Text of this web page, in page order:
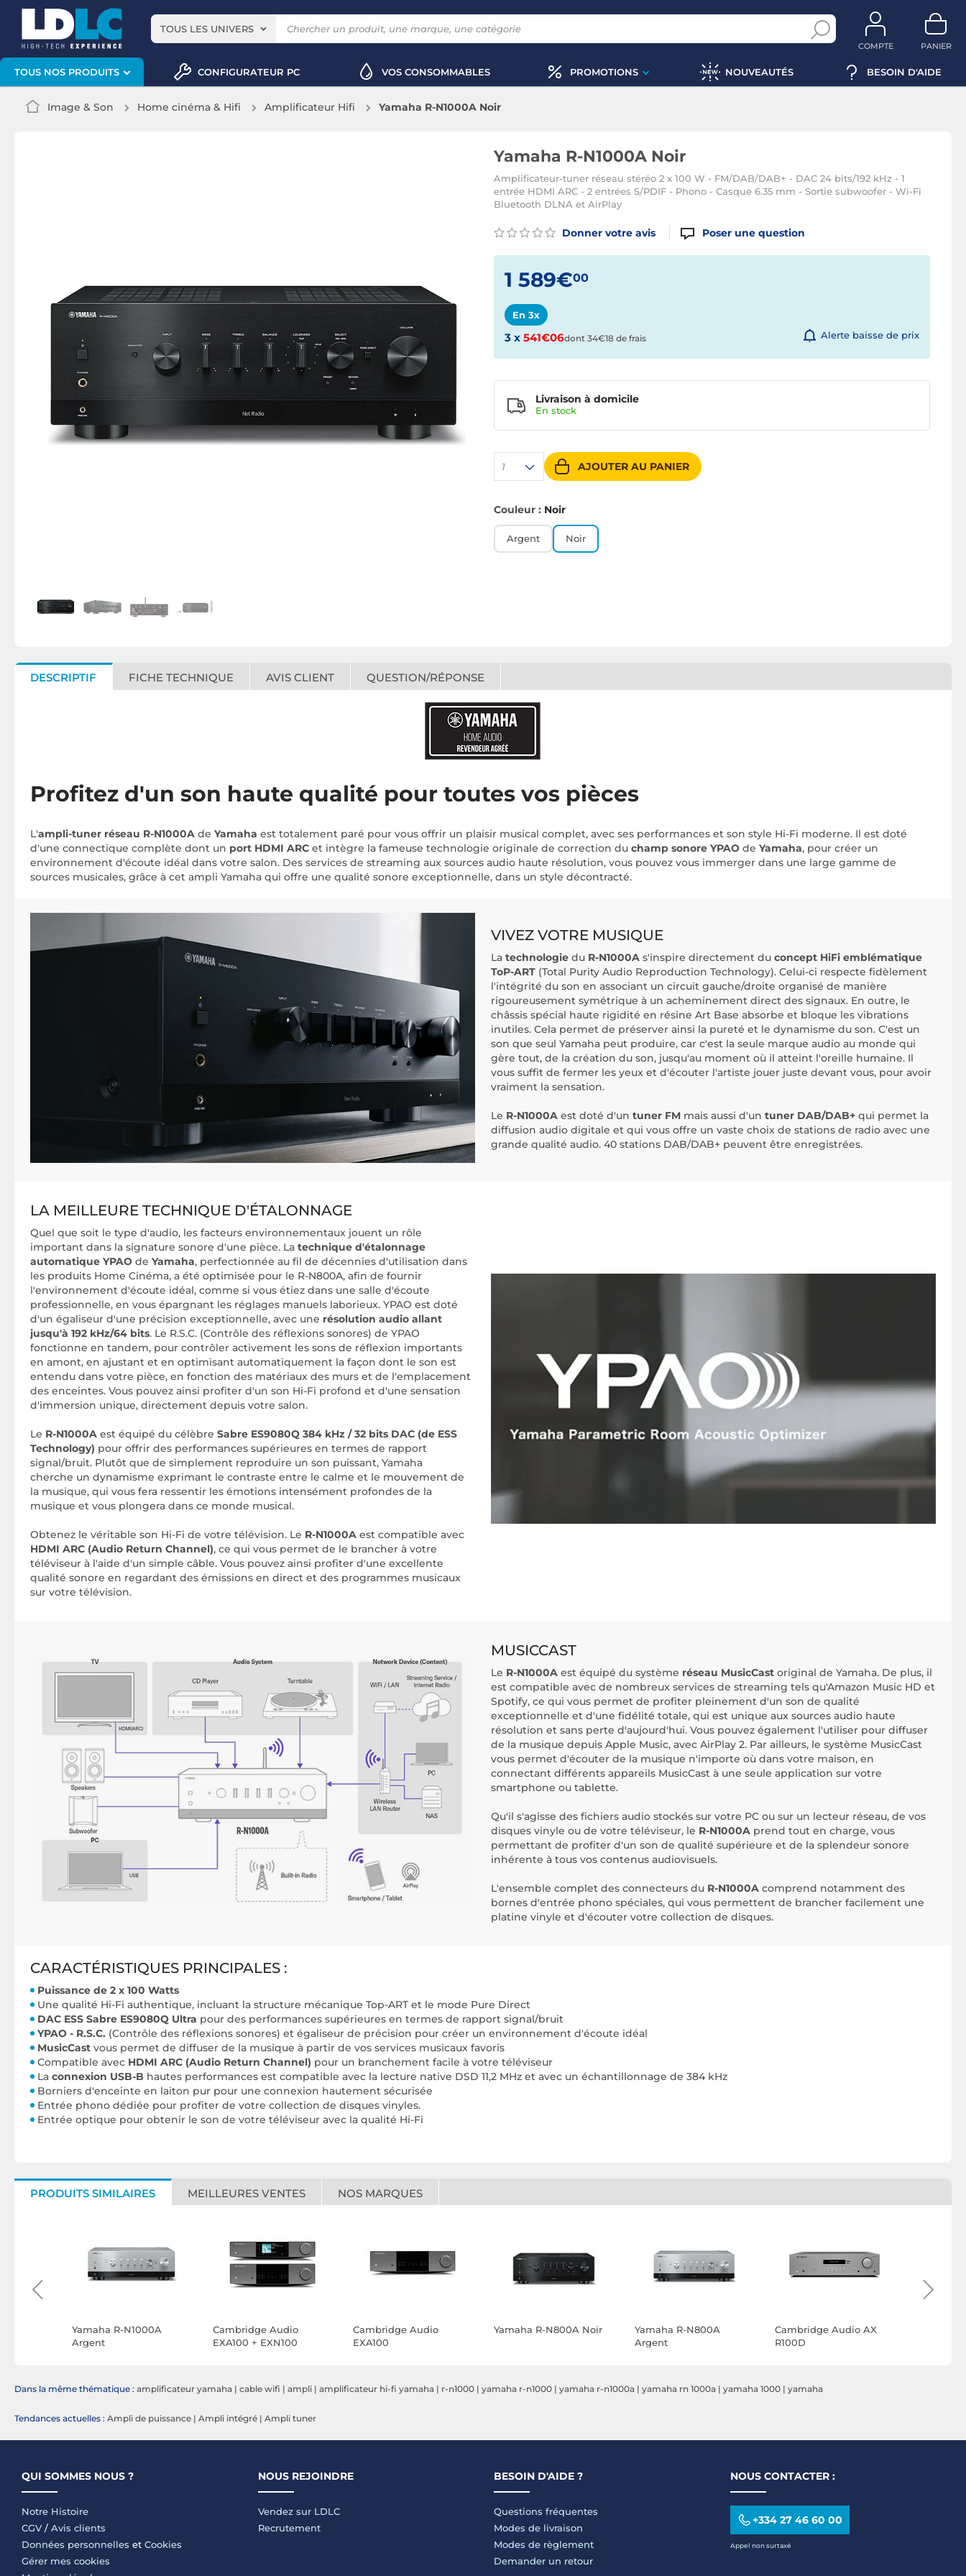
TOUS LES UNIVERS
COMPTE PANIER
TOUS NOS PRODUITS CONFIGURATEUR PC VOS CONSOMMABLES PROMOTIONS NOUVEAUTÉS BESOIN D'AIDE
Image & Son Home cinéma & Hifi Amplificateur Hifi Yamaha R-N1000A Noir
Yamaha R-N1000A Noir
Amplificateur-tuner réseau stéréo 2 x 100 W - FM/DAB/DAB+ - DAC 24 bits/192 kHz - 1
entrée HDMI ARC - 2 entrées S/PDIF - Phono - Casque 6.35 mm - Sortie subwoofer - Wi-Fi
Bluetooth DLNA et AirPlay
Donner votre avis Poser une question
1 589€00
En 3x
3 x 541€06dont 34€18 de frais Alerte baisse de prix
1 AJOUTER AU PANIER
Livraison à domicile
En stock
Couleur : Noir
Argent Noir
DESCRIPTIF FICHE TECHNIQUE AVIS CLIENT QUESTION/RÉPONSE
Profitez d'un son haute qualité pour toutes vos pièces
L'ampli-tuner réseau R-N1000A de Yamaha est totalement paré pour vous offrir un plaisir musical complet, avec ses performances et son style Hi-Fi moderne. Il est doté
d'une connectique complète dont un port HDMI ARC et intègre la fameuse technologie originale de correction du champ sonore YPAO de Yamaha, pour créer un
environnement d'écoute idéal dans votre salon. Des services de streaming aux sources audio haute résolution, vous pouvez vous immerger dans une large gamme de
sources musicales, grâce à cet ampli Yamaha qui offre une qualité sonore exceptionnelle, dans un style décontracté.
VIVEZ VOTRE MUSIQUE
La technologie du R-N1000A s'inspire directement du concept HiFi emblématique
ToP-ART (Total Purity Audio Reproduction Technology). Celui-ci respecte fidèlement
l'intégrité du son en associant un circuit gauche/droite organisé de manière
rigoureusement symétrique à un acheminement direct des signaux. En outre, le
châssis spécial haute rigidité en résine Art Base absorbe et bloque les vibrations
inutiles. Cela permet de préserver ainsi la pureté et le dynamisme du son. C'est un
son que seul Yamaha peut produire, car c'est la seule marque audio au monde qui
gère tout, de la création du son, jusqu'au moment où il atteint l'oreille humaine. Il
vous suffit de fermer les yeux et d'écouter l'artiste jouer juste devant vous, pour avoir
vraiment la sensation.
Le R-N1000A est doté d'un tuner FM mais aussi d'un tuner DAB/DAB+ qui permet la
diffusion audio digitale et qui vous offre un vaste choix de stations de radio avec une
grande qualité audio. 40 stations DAB/DAB+ peuvent être enregistrées.
LA MEILLEURE TECHNIQUE D'ÉTALONNAGE
Quel que soit le type d'audio, les facteurs environnementaux jouent un rôle
important dans la signature sonore d'une pièce. La technique d'étalonnage
automatique YPAO de Yamaha, perfectionnée au fil de décennies d'utilisation dans
les produits Home Cinéma, a été optimisée pour le R-N800A, afin de fournir
l'environnement d'écoute idéal, comme si vous étiez dans une salle d'écoute
professionnelle, en vous épargnant les réglages manuels laborieux. YPAO est doté
d'un égaliseur d'une précision exceptionnelle, avec une résolution audio allant
jusqu'à 192 kHz/64 bits. Le R.S.C. (Contrôle des réflexions sonores) de YPAO
fonctionne en tandem, pour contrôler activement les sons de réflexion importants
en amont, en ajustant et en optimisant automatiquement la façon dont le son est
entendu dans votre pièce, en fonction des matériaux des murs et de l'emplacement
des enceintes. Vous pouvez ainsi profiter d'un son Hi-Fi profond et d'une sensation
d'immersion unique, directement depuis votre salon.
Le R-N1000A est équipé du célèbre Sabre ES9080Q 384 kHz / 32 bits DAC (de ESS
Technology) pour offrir des performances supérieures en termes de rapport
signal/bruit. Plutôt que de simplement reproduire un son puissant, Yamaha
cherche un dynamisme exprimant le contraste entre le calme et le mouvement de
la musique, qui vous fera ressentir les émotions intensément profondes de la
musique et vous plongera dans ce monde musical.
Obtenez le véritable son Hi-Fi de votre télévision. Le R-N1000A est compatible avec
HDMI ARC (Audio Return Channel), ce qui vous permet de le brancher à votre
téléviseur à l'aide d'un simple câble. Vous pouvez ainsi profiter d'une excellente
qualité sonore en regardant des émissions en direct et des programmes musicaux
sur votre télévision.
MUSICCAST
Le R-N1000A est équipé du système réseau MusicCast original de Yamaha. De plus, il
est compatible avec de nombreux services de streaming tels qu'Amazon Music HD et
Spotify, ce qui vous permet de profiter pleinement d'un son de qualité
exceptionnelle et d'une fidélité totale, qui est unique aux sources audio haute
résolution et sans perte d'aujourd'hui. Vous pouvez également l'utiliser pour diffuser
de la musique depuis Apple Music, avec AirPlay 2. Par ailleurs, le système MusicCast
vous permet d'écouter de la musique n'importe où dans votre maison, en
connectant différents appareils MusicCast à une seule application sur votre
smartphone ou tablette.
Qu'il s'agisse des fichiers audio stockés sur votre PC ou sur un lecteur réseau, de vos
disques vinyle ou de votre téléviseur, le R-N1000A prend tout en charge, vous
permettant de profiter d'un son de qualité supérieure et de la splendeur sonore
inhérente à tous vos contenus audiovisuels.
L'ensemble complet des connecteurs du R-N1000A comprend notamment des
bornes d'entrée phono spéciales, qui vous permettent de brancher facilement une
platine vinyle et d'écouter votre collection de disques.
CARACTÉRISTIQUES PRINCIPALES :
Puissance de 2 x 100 Watts
Une qualité Hi-Fi authentique, incluant la structure mécanique Top-ART et le mode Pure Direct
DAC ESS Sabre ES9080Q Ultra pour des performances supérieures en termes de rapport signal/bruit
YPAO - R.S.C. (Contrôle des réflexions sonores) et égaliseur de précision pour créer un environnement d'écoute idéal
MusicCast vous permet de diffuser de la musique à partir de vos services musicaux favoris
Compatible avec HDMI ARC (Audio Return Channel) pour un branchement facile à votre téléviseur
La connexion USB-B hautes performances est compatible avec la lecture native DSD 11,2 MHz et avec un échantillonnage de 384 kHz
Borniers d'enceinte en laiton pur pour une connexion hautement sécurisée
Entrée phono dédiée pour profiter de votre collection de disques vinyles.
Entrée optique pour obtenir le son de votre téléviseur avec la qualité Hi-Fi
PRODUITS SIMILAIRES MEILLEURES VENTES NOS MARQUES
Yamaha R-N1000A
Argent
Cambridge Audio
EXA100 + EXN100
Cambridge Audio
EXA100
Yamaha R-N800A Noir
Yamaha R-N800A
Argent
Cambridge Audio AX
R100D
Dans la même thématique : amplificateur yamaha | cable wifi | ampli | amplificateur hi-fi yamaha | r-n1000 | yamaha r-n1000 | yamaha r-n1000a | yamaha rn 1000a | yamaha 1000 | yamaha
Tendances actuelles : Ampli de puissance | Ampli intégré | Ampli tuner
QUI SOMMES NOUS ?
Notre Histoire
CGV / Avis clients
Données personnelles et Cookies
Gérer mes cookies
NOUS REJOINDRE
Vendez sur LDLC
Recrutement
BESOIN D'AIDE ?
Questions fréquentes
Modes de livraison
Modes de règlement
Demander un retour
NOUS CONTACTER :
+334 27 46 60 00
Appel non surtaxé